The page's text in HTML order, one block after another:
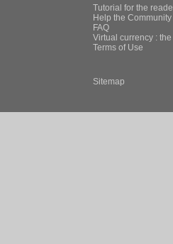
Tutorial for the
Help the
FAQ
Virtual currency :
Terms of Use
Sitemap